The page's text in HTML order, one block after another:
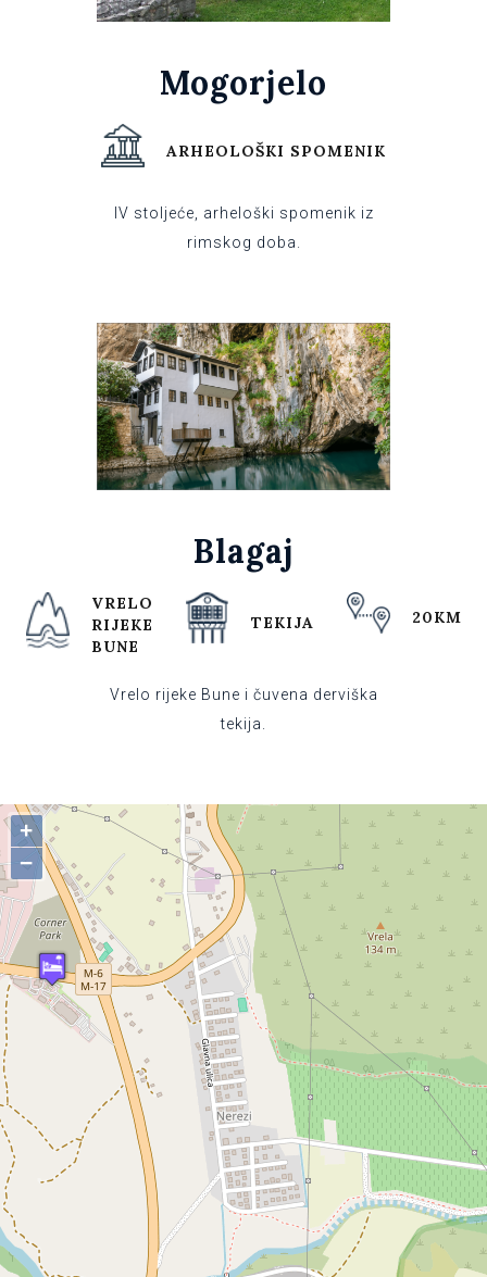
Mogorjelo
ARHEOLOŠKI SPOMENIK
IV stoljeće, arheloški spomenik iz
rimskog doba.
Blagaj
VRELO
RIJEKE
BUNE
TEKIJA 20KM
Vrelo rijeke Bune i čuvena derviška
tekija.
+
−